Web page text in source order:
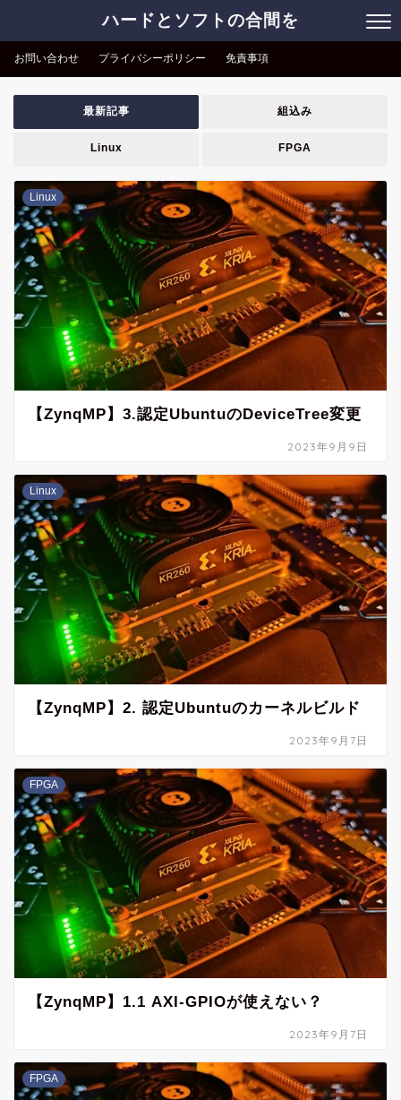
ハードとソフトの合間を
お問い合わせ プライバシーポリシー 免責事項
最新記事 組込み
Linux FPGA
Linux
【ZynqMP】3.認定UbuntuのDeviceTree変更
2023年9月9日
Linux
【ZynqMP】2. 認定Ubuntuのカーネルビルド
2023年9月7日
FPGA
【ZynqMP】1.1 AXI-GPIOが使えない？
2023年9月7日
FPGA